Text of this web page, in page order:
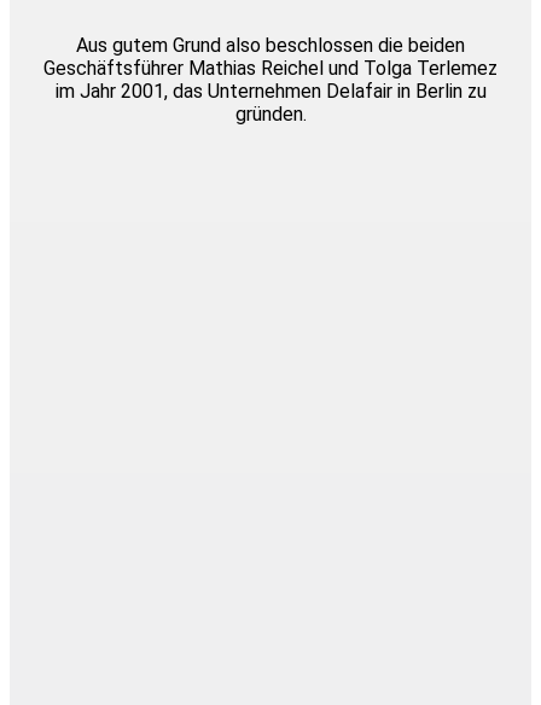
Aus gutem Grund also beschlossen die beiden
Geschäftsführer Mathias Reichel und Tolga Terlemez
im Jahr 2001, das Unternehmen Delafair in Berlin zu
gründen.